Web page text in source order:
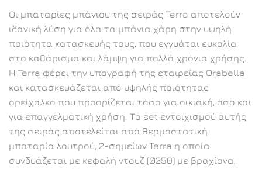
Οι μπαταρίες μπάνιου της σειράς Terra αποτελούν
ιδανική λύση για όλα τα μπάνια χάρη στην υψηλή
ποιότητα κατασκευής τους, που εγγυάται ευκολία
στο καθάρισμα και λάμψη για πολλά χρόνια χρήσης.
Η Terra φέρει την υπογραφή της εταιρείας Orabella
και κατασκευάζεται από υψηλής ποιότητας
ορείχαλκο που προορίζεται τόσο για οικιακή, όσο και
για επαγγελματική χρήση. Το set εντοιχισμού αυτής
της σειράς αποτελείται από θερμοστατική
μπαταρία λουτρού, 2-σημείων Terra η οποία
συνδυάζεται με κεφαλή ντουζ (Ø250) με βραχίονα,